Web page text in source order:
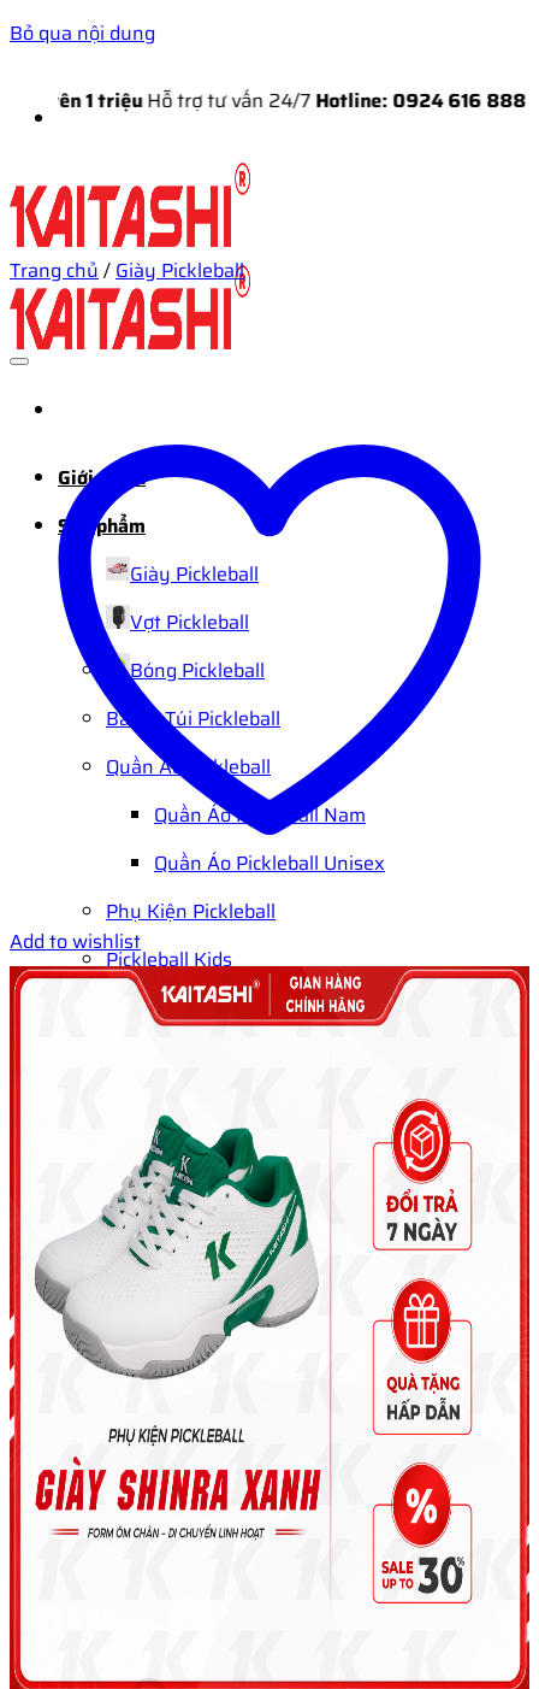
Bỏ qua nội dung
Hỗ trợ tư vấn 24/7Hotline: 0924 616 888
Giới thiệu
Sản phẩm
Giày Pickleball
Vợt Pickleball
Bóng Pickleball
Balo – Túi Pickleball
Quần Áo Pickleball
Quần Áo Pickleball Nam
Quần Áo Pickleball Unisex
Phụ Kiện Pickleball
Pickleball Kids
Vợt Pickleball cho bé
Giày Pickleball cho bé
Trang phục Pickleball cho bé
Tin Tức
Sự kiện KAITASHI
Kiến Thức Pickleball
Hệ thống sân & Cửa hàng Pickleball
Tuyển Dụng
Team Kaitashi
Trang chủ/Giày Pickleball
Add to wishlist